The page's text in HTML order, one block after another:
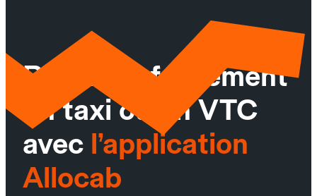
Réservez facilement
un taxi ou un VTC
avec l’application
Allocab